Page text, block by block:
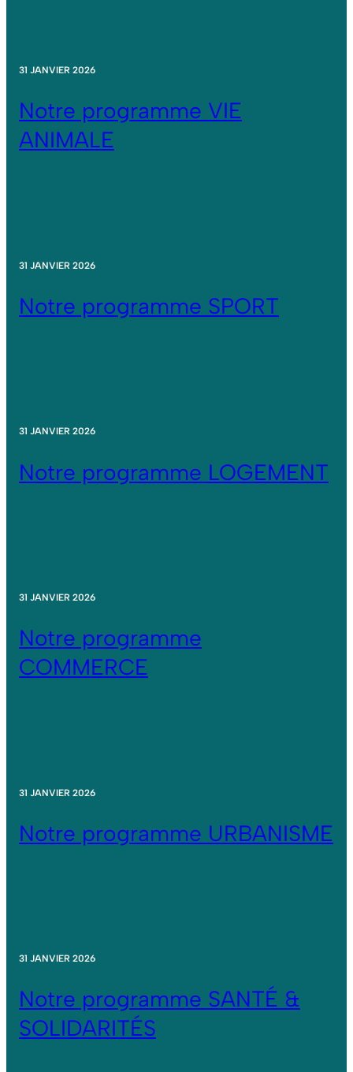
31 JANVIER 2026
Notre programme VIE
ANIMALE
31 JANVIER 2026
Notre programme SPORT
31 JANVIER 2026
Notre programme LOGEMENT
31 JANVIER 2026
Notre programme
COMMERCE
31 JANVIER 2026
Notre programme URBANISME
31 JANVIER 2026
Notre programme SANTÉ &
SOLIDARITÉS